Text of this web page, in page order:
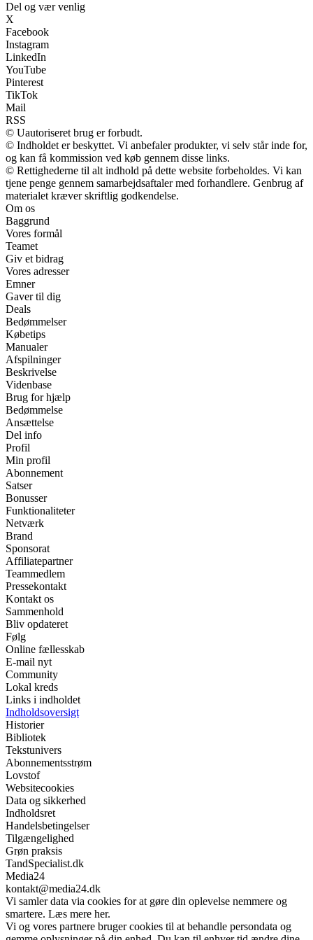
Del og vær venlig
X
Facebook
Instagram
LinkedIn
YouTube
Pinterest
TikTok
Mail
RSS
© Uautoriseret brug er forbudt.
© Indholdet er beskyttet. Vi anbefaler produkter, vi selv står inde for,
og kan få kommission ved køb gennem disse links.
© Rettighederne til alt indhold på dette website forbeholdes. Vi kan
tjene penge gennem samarbejdsaftaler med forhandlere. Genbrug af
materialet kræver skriftlig godkendelse.
Om os
Baggrund
Vores formål
Teamet
Giv et bidrag
Vores adresser
Emner
Gaver til dig
Deals
Bedømmelser
Købetips
Manualer
Afspilninger
Beskrivelse
Videnbase
Brug for hjælp
Bedømmelse
Ansættelse
Del info
Profil
Min profil
Abonnement
Satser
Bonusser
Funktionaliteter
Netværk
Brand
Sponsorat
Affiliatepartner
Teammedlem
Pressekontakt
Kontakt os
Sammenhold
Bliv opdateret
Følg
Online fællesskab
E-mail nyt
Community
Lokal kreds
Links i indholdet
Indholdsoversigt
Historier
Bibliotek
Tekstunivers
Abonnementsstrøm
Lovstof
Websitecookies
Data og sikkerhed
Indholdsret
Handelsbetingelser
Tilgængelighed
Grøn praksis
TandSpecialist.dk
Media24
kontakt@media24.dk
Vi samler data via cookies for at gøre din oplevelse nemmere og
smartere. Læs mere her.
Vi og vores partnere bruger cookies til at behandle persondata og